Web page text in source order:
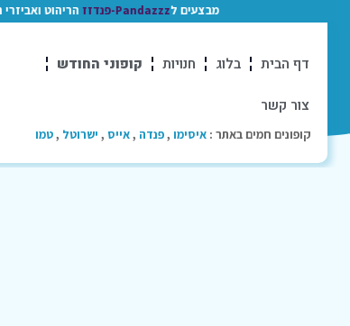
מבצעים לPandazzz-פנדזז הריהוט ואביזרי
דף הבית בלוג חנויות קופוני החודש
צור קשר
קופונים חמים באתר : איסימו ,פנדה ,אייס , ישרוטל ,טמו